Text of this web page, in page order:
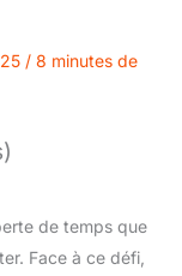
/ 8 minutes de
de temps que
Face à ce défi,